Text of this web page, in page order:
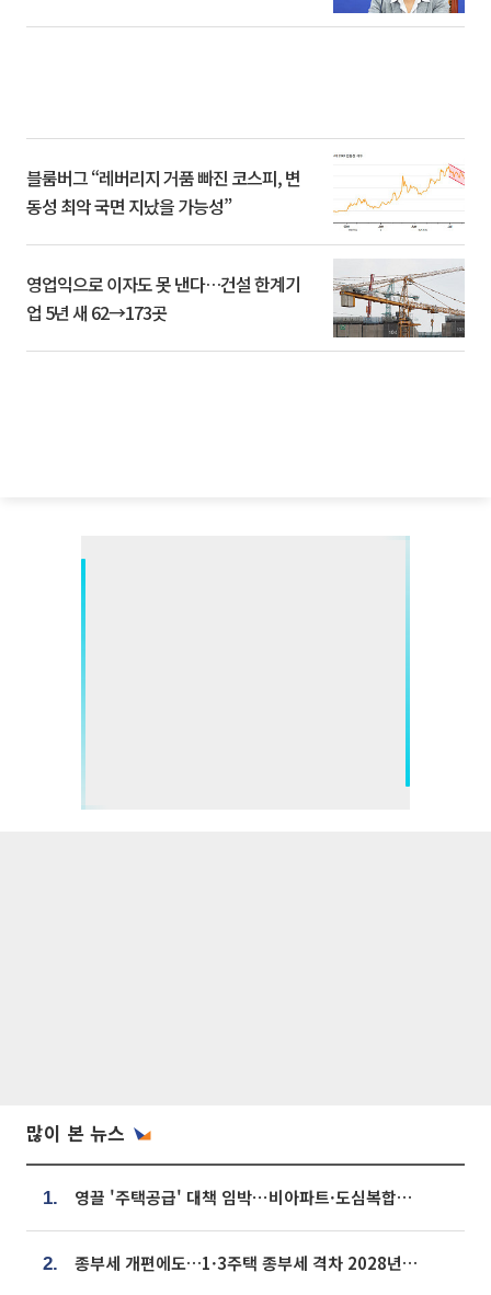
블룸버그 “레버리지 거품 빠진 코스피, 변
동성 최악 국면 지났을 가능성”
영업익으로 이자도 못 낸다…건설 한계기
업 5년 새 62→173곳
많이 본 뉴스
1. 영끌 '주택공급' 대책 임박⋯비아파트·도심복합까지 총동원
2. 종부세 개편에도…1·3주택 종부세 격차 2028년부터 확대